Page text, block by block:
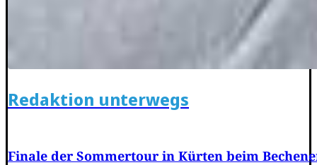
Redaktion unterwegs
Finale der Sommertour in Kürten beim